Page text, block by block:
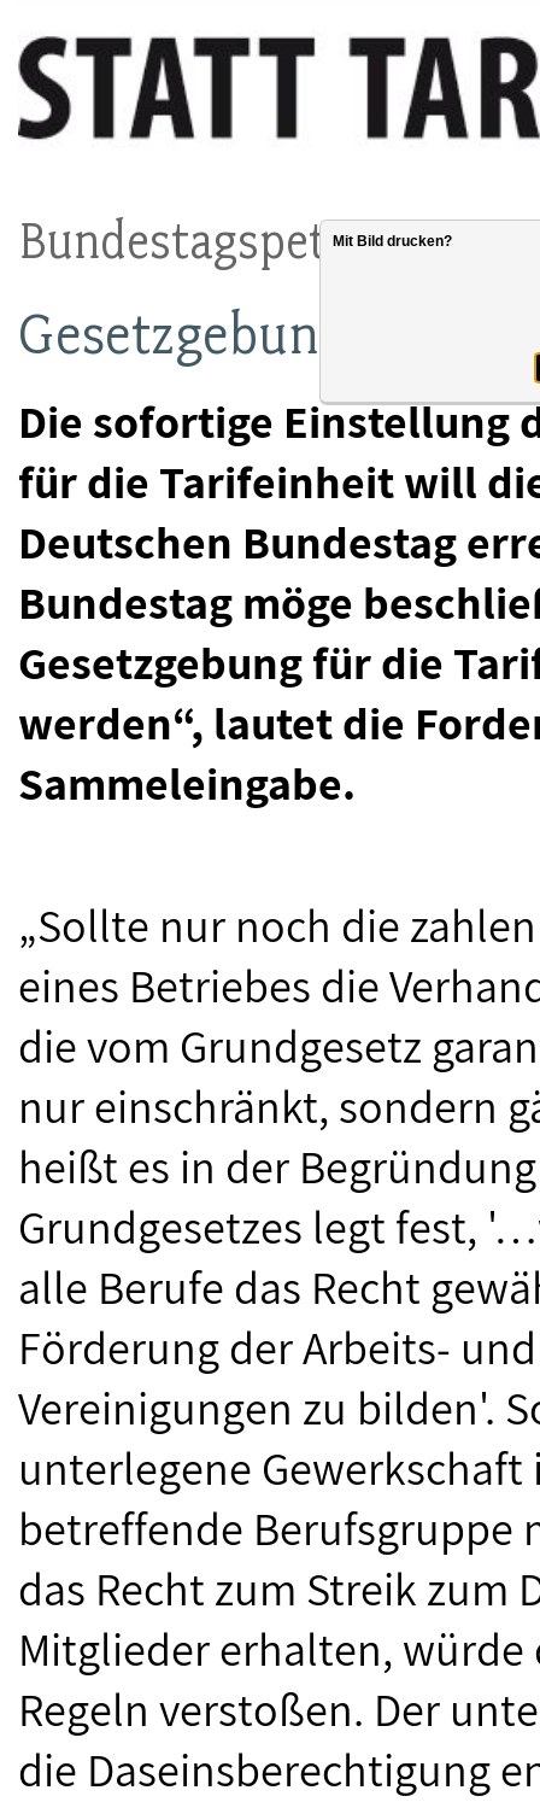
Bundestagspetition:
Gesetzgebung für
Die sofortige Einstellung
für die Tarifeinheit will
Deutschen Bundestag
Bundestag möge
Gesetzgebung für die
werden“, lautet die
Sammeleingabe.
„Sollte nur noch die
eines Betriebes die
die vom Grundgesetz
nur einschränkt, sondern
heißt es in der
Grundgesetzes legt fest,
alle Berufe das Recht
Förderung der Arbeits-
Vereinigungen zu bilden'.
unterlegene
betreffende
das Recht zum Streik zum
Mitglieder erhalten,
Regeln verstoßen. Der
die Daseinsberechtigung
Mit Bild drucken?